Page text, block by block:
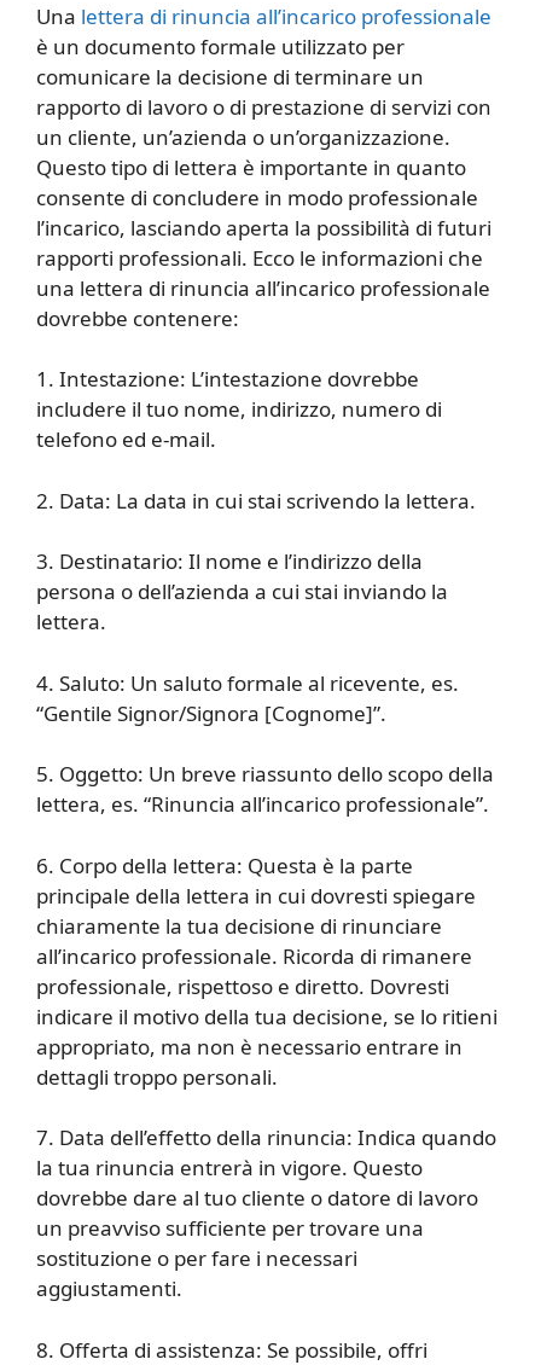
Una lettera di rinuncia all’incarico professionale
è un documento formale utilizzato per
comunicare la decisione di terminare un
rapporto di lavoro o di prestazione di servizi con
un cliente, un’azienda o un’organizzazione.
Questo tipo di lettera è importante in quanto
consente di concludere in modo professionale
l’incarico, lasciando aperta la possibilità di futuri
rapporti professionali. Ecco le informazioni che
una lettera di rinuncia all’incarico professionale
dovrebbe contenere:
1. Intestazione: L’intestazione dovrebbe
includere il tuo nome, indirizzo, numero di
telefono ed e-mail.
2. Data: La data in cui stai scrivendo la lettera.
3. Destinatario: Il nome e l’indirizzo della
persona o dell’azienda a cui stai inviando la
lettera.
4. Saluto: Un saluto formale al ricevente, es.
“Gentile Signor/Signora [Cognome]”.
5. Oggetto: Un breve riassunto dello scopo della
lettera, es. “Rinuncia all’incarico professionale”.
6. Corpo della lettera: Questa è la parte
principale della lettera in cui dovresti spiegare
chiaramente la tua decisione di rinunciare
all’incarico professionale. Ricorda di rimanere
professionale, rispettoso e diretto. Dovresti
indicare il motivo della tua decisione, se lo ritieni
appropriato, ma non è necessario entrare in
dettagli troppo personali.
7. Data dell’effetto della rinuncia: Indica quando
la tua rinuncia entrerà in vigore. Questo
dovrebbe dare al tuo cliente o datore di lavoro
un preavviso sufficiente per trovare una
sostituzione o per fare i necessari
aggiustamenti.
8. Offerta di assistenza: Se possibile, offri